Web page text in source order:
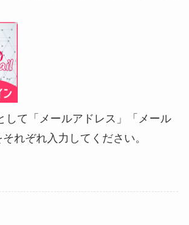
して「メールアドレス」「メール
れぞれ入力してください。